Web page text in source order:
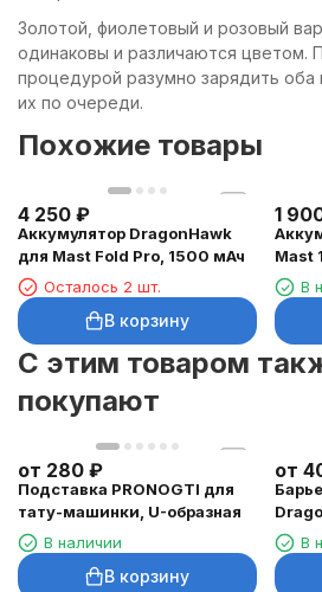
Золотой, фиолетовый и розовый
одинаковы и различаются цветом.
процедурой разумно зарядить оба
их по очереди.
Похожие товары
4 250 ₽
Аккумулятор DragonHawk
для Mast Fold Pro, 1500 мАч
Осталось 2 шт.
В корзину
1
Mast
Armor
В
C этим товаром
покупают
от 280 ₽
Подставка PRONOGTI для
тату-машинки, U-образная
В наличии
В корзину
от
В